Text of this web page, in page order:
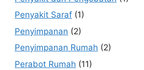
Penyakit Saraf (1)
Penyimpanan (2)
Penyimpanan Rumah (2)
Perabot Rumah (11)